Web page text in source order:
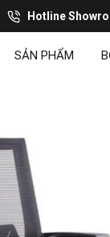
Hotline
SẢN PHẨM